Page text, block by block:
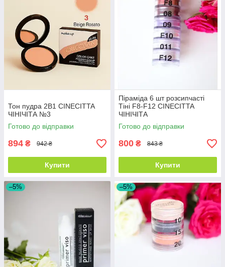
Тон пудра 2В1 CINECITTA
ЧІНІЧІТА №3
Готово до відправки
894 ₴ 942 ₴
Купити
Піраміда 6 шт розсипчасті
Тіні F8-F12 CINECITTA
ЧІНІЧІТА
Готово до відправки
800 ₴ 843 ₴
Купити
–5% –5%